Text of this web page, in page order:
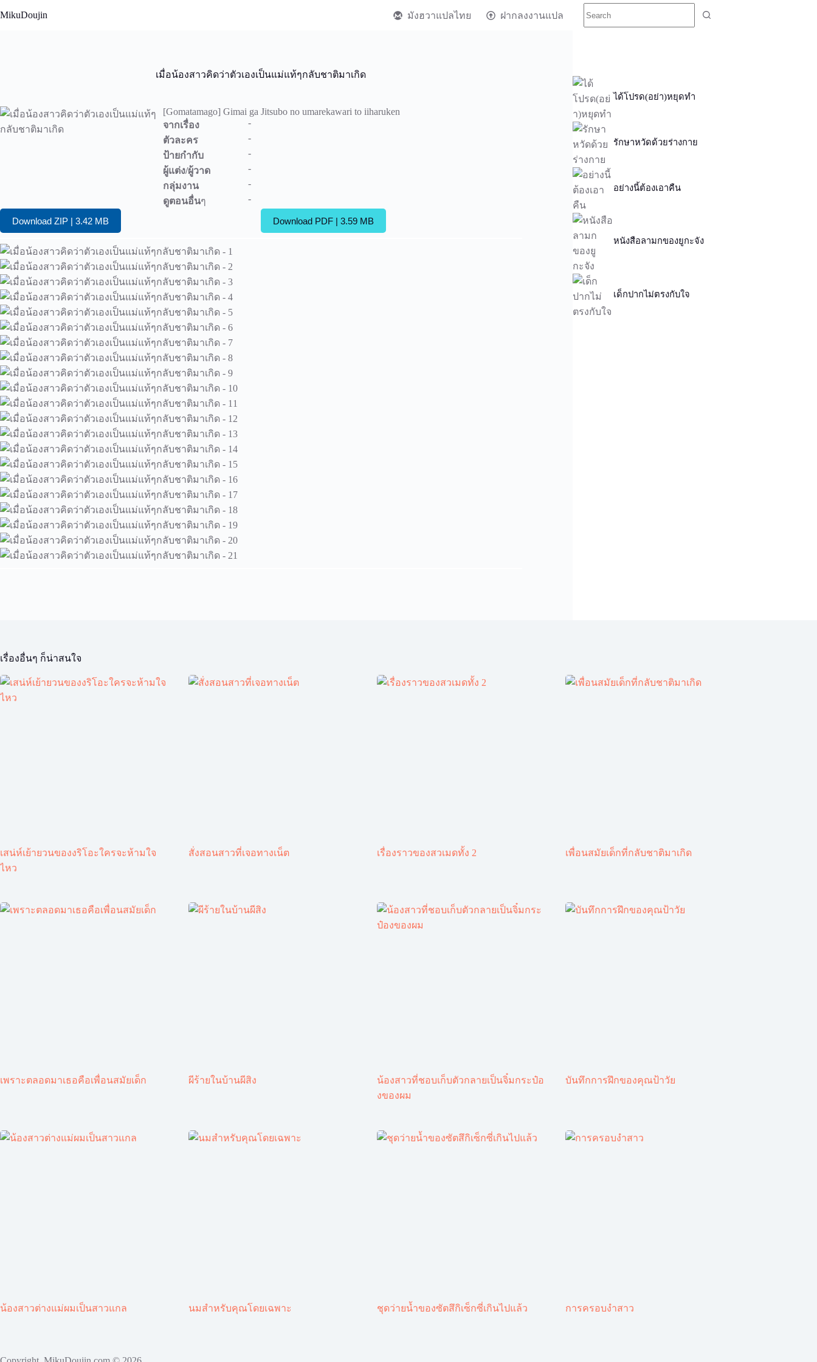
to
MikuDoujin มังฮวาแปลไทย ฝากลงงานแปล
เมื่อน้องสาวคิดว่าตัวเองเป็นแม่แท้ๆกลับชาติมาเกิด
[Gomatamago] Gimai ga Jitsubo no umarekawari to iiharuken
จากเรื่อง
-
ตัวละคร
-
ป้ายกำกับ
-
ผู้แต่ง/ผู้วาด
-
กลุ่มงาน
-
ดูตอนอื่นๆ -
Download ZIP | 3.42 MB Download PDF | 3.59 MB
ได้โปรด(อย่า)หยุดทำ
รักษาหวัดด้วยร่างกาย
อย่างนี้ต้องเอาคืน
หนังสือลามกของยูกะจัง
เด็กปากไม่ตรงกับใจ
เรื่องอื่นๆ ก็น่าสนใจ
เสน่ห์เย้ายวนของงริโอะใครจะห้ามใจ
ไหว
สั่งสอนสาวที่เจอทางเน็ต เรื่องราวของสวเมดทั้ง 2 เพื่อนสมัยเด็กที่กลับชาติมาเกิด
เพราะตลอดมาเธอคือเพื่อนสมัยเด็ก ผีร้ายในบ้านผีสิง
น้องสาวที่ชอบเก็บตัวกลายเป็นจิ๋มกระป๋อ
งของผม
บันทึกการฝึกของคุณป้าวัย
น้องสาวต่างแม่ผมเป็นสาวแกล นมสำหรับคุณโดยเฉพาะ ชุดว่ายน้ำของซัตสึกิเซ็กซี่เกินไปแล้ว การครอบงำสาว